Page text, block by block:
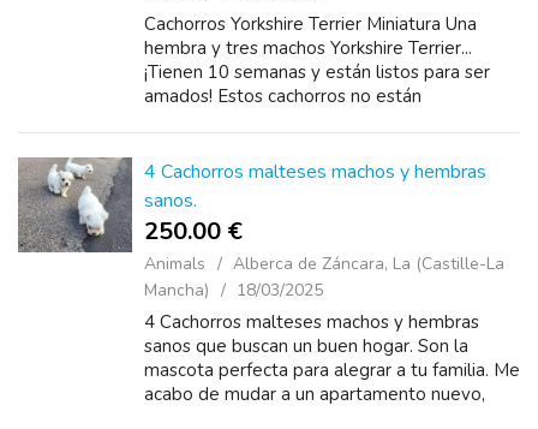
Cachorros Yorkshire Terrier Miniatura Una
hembra y tres machos Yorkshire Terrier...
¡Tienen 10 semanas y están listos para ser
amados! Estos cachorros no están
4 Cachorros malteses machos y hembras
sanos.
250.00 €
Animals
Alberca de Záncara, La (Castille-La
Mancha)
18/03/2025
4 Cachorros malteses machos y hembras
sanos que buscan un buen hogar. Son la
mascota perfecta para alegrar a tu familia. Me
acabo de mudar a un apartamento nuevo,